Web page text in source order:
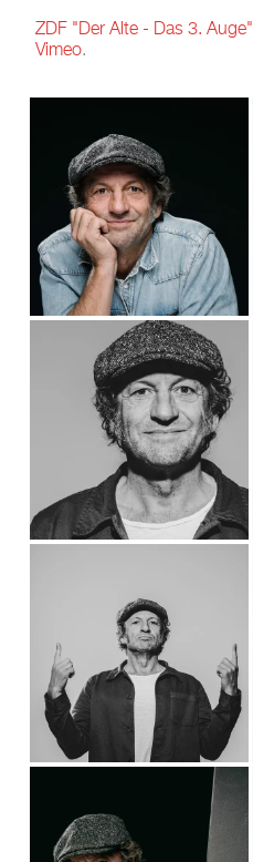
ZDF "Der Alte - Das 3. Auge"
Vimeo.